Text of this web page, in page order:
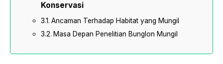
Konservasi
Ancaman Terhadap Habitat yang Mungil
Masa Depan Penelitian Bunglon Mungil